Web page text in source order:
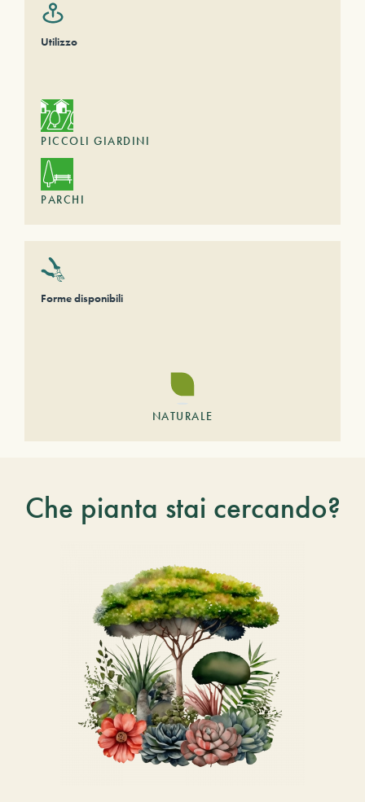
Utilizzo
PICCOLI GIARDINI
PARCHI
Forme disponibili
NATURALE
Che pianta stai cercando?